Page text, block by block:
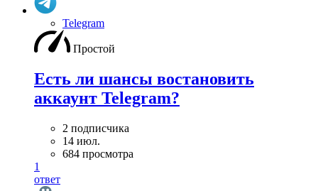
Telegram
Простой
Есть ли шансы востановить
аккаунт Telegram?
2 подписчика
14 июл.
684 просмотра
1
ответ